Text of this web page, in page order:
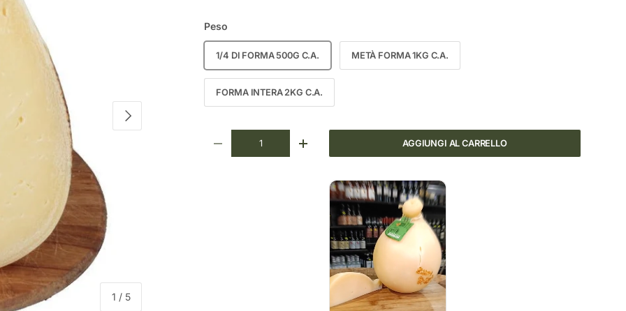
1 / di
5
AVANTI
Peso
1/4 DI FORMA 500G C.A. METÀ FORMA 1KG C.A.
FORMA INTERA 2KG C.A.
DIMINUIRE LA QUANTITÀAUMENTA LA QUANTITÀAGGIUNGI AL CARRELLO